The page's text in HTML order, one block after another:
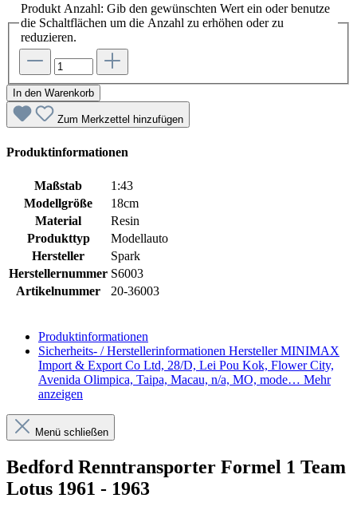
Produkt Anzahl: Gib den gewünschten Wert ein oder benutze
die Schaltflächen um die Anzahl zu erhöhen oder zu
reduzieren.
In den Warenkorb
Zum Merkzettel hinzufügen
Produktinformationen
Maßstab
1:43
Modellgröße
18cm
Material
Resin
Produkttyp
Modellauto
Hersteller
Spark
Herstellernummer S6003
Artikelnummer
20-36003
Produktinformationen
Sicherheits- / Herstellerinformationen Hersteller MINIMAX
Import & Export Co Ltd, 28/D, Lei Pou Kok, Flower City,
Avenida Olimpica, Taipa, Macau, n/a, MO, mode… Mehr
anzeigen
Menü schließen
Bedford Renntransporter Formel 1 Team
Lotus 1961 - 1963